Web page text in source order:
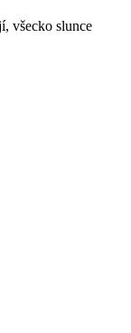
všecko slunce